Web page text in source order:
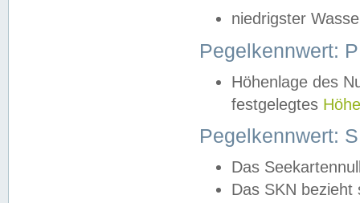
niedrigster
Pegelkennwert:
Höhenlage des
festgelegtes
Pegelkennwert:
Das
Das SKN